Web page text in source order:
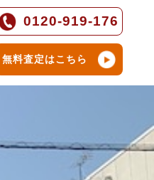
0120-919-176
無料査定はこちら